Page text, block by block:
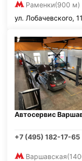
Раменки(900 м)
ул. Лобачевского,
Автосервис
+7 (495) 182-17-65
Варшавская